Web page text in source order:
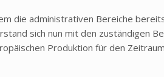
die administrativen Bereiche
sich nun mit den zuständigen
Produktion für den